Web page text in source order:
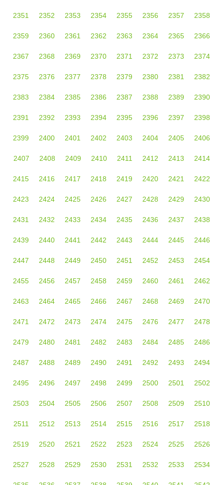
2351 2352 2353 2354 2355 2356 2357 2358
2359 2360 2361 2362 2363 2364 2365 2366
2367 2368 2369 2370 2371 2372 2373 2374
2375 2376 2377 2378 2379 2380 2381 2382
2383 2384 2385 2386 2387 2388 2389 2390
2391 2392 2393 2394 2395 2396 2397 2398
2399 2400 2401 2402 2403 2404 2405 2406
2407 2408 2409 2410 2411 2412 2413 2414
2415 2416 2417 2418 2419 2420 2421 2422
2423 2424 2425 2426 2427 2428 2429 2430
2431 2432 2433 2434 2435 2436 2437 2438
2439 2440 2441 2442 2443 2444 2445 2446
2447 2448 2449 2450 2451 2452 2453 2454
2455 2456 2457 2458 2459 2460 2461 2462
2463 2464 2465 2466 2467 2468 2469 2470
2471 2472 2473 2474 2475 2476 2477 2478
2479 2480 2481 2482 2483 2484 2485 2486
2487 2488 2489 2490 2491 2492 2493 2494
2495 2496 2497 2498 2499 2500 2501 2502
2503 2504 2505 2506 2507 2508 2509 2510
2511 2512 2513 2514 2515 2516 2517 2518
2519 2520 2521 2522 2523 2524 2525 2526
2527 2528 2529 2530 2531 2532 2533 2534